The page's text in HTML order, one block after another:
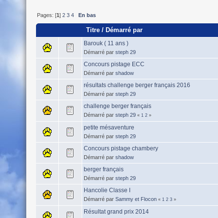
Pages: [1 ] 2 3 4 En bas
Titre/ Démarré par
Barouk ( 11 ans )
Démarré par steph 29
Concours pistage ECC
Démarré par shadow
résultats challenge berger français 2016
Démarré par steph 29
challenge berger français
Démarré par steph 29 « 1 2»
petite mésaventure
Démarré par steph 29
Concours pistage chambery
Démarré par shadow
berger français
Démarré par steph 29
Hancolie Classe I
Démarré par Sammy et Flocon « 1 2 3»
Résultat grand prix 2014